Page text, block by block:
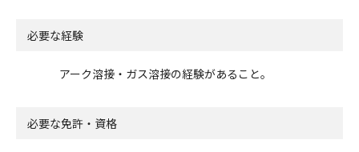
必要な経験
アーク溶接・ガス溶接の経験があること。
必要な免許・資格